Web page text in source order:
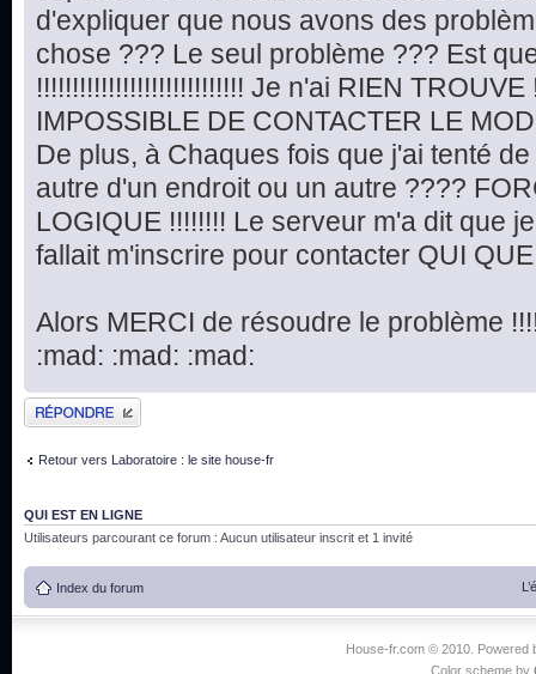
d'expliquer que nous avons des
chose ??? Le seul problème ??? Est
!!!!!!!!!!!!!!!!!!!!!!!!!!!!! Je n'ai RIEN TROUVE
IMPOSSIBLE DE CONTACTER LE
De plus, à Chaques fois que j'ai tenté
autre d'un endroit ou un autre ????
LOGIQUE !!!!!!!! Le serveur m'a dit que
fallait m'inscrire pour contacter QUI
Alors MERCI de résoudre le problème
:mad: :mad: :mad:
Publier une réponse
Retour vers Laboratoire : le site house-fr
QUI EST EN LIGNE
Utilisateurs parcourant ce forum : Aucun utilisateur inscrit et 1 invité
Index du forum
House-fr.com © 2010. Powered
Color scheme by